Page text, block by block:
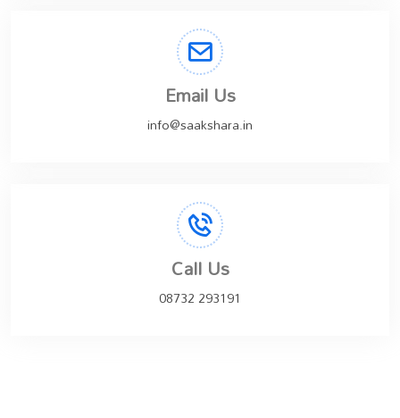
Email Us
info@saakshara.in
Call Us
08732 293191